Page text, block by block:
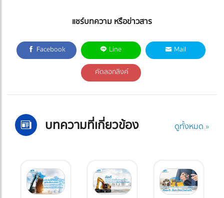
แชร์บทความ หรือข่าวสาร
Facebook Line Mail
คัดลอกลิงค์
บทความที่เกี่ยวข้อง ดูทั้งหมด »